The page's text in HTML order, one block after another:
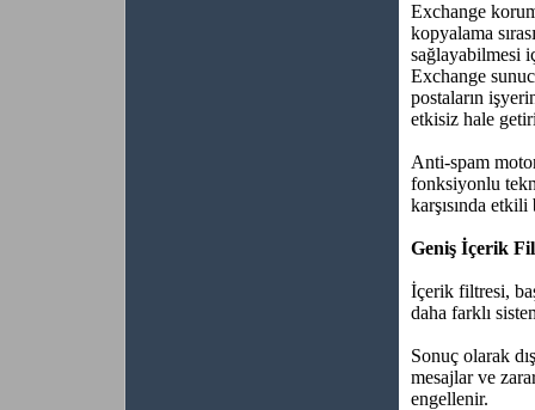
Exchange
kopyalama
sağlayabilmesi
Exchange
postaların
etkisiz hale
Anti-spam
fonksiyonlu
karşısında
Geniş İçerik
İçerik filtresi,
daha farklı
Sonuç olarak
mesajlar ve
engellenir.